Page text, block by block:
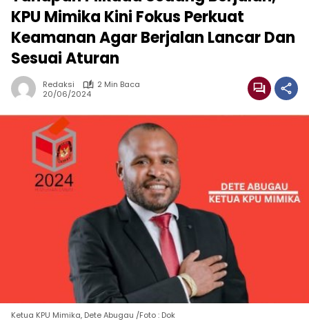
KPU Mimika Kini Fokus Perkuat
Keamanan Agar Berjalan Lancar Dan
Sesuai Aturan
Redaksi
2 Min Baca
20/06/2024
Ketua KPU Mimika, Dete Abugau /Foto : Dok